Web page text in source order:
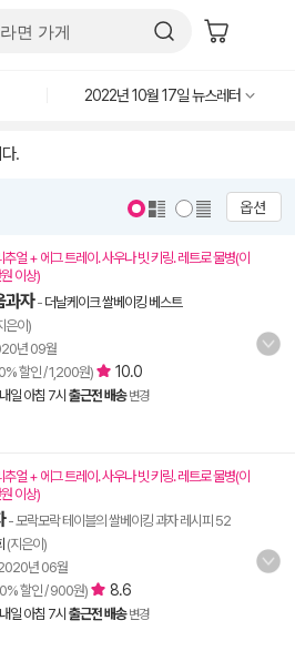
2022년 10월 17일 뉴스레터
.
옵션
얼 + 에그 트레이. 사우나 빗 키링. 레트로 물병(이
이상)
과자- 더날케이크 쌀베이킹 베스트
은이)
년 09월
할인 / 1,200원) 10.0
내일 아침 7시 출근전 배송 변경
얼 + 에그 트레이. 사우나 빗 키링. 레트로 물병(이
이상)
- 모락모락 테이블의 쌀베이킹 과자 레시피 52
(지은이)
년 06월
할인 / 900원) 8.6
내일 아침 7시 출근전 배송 변경